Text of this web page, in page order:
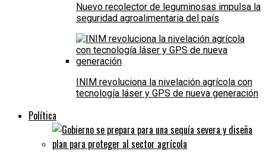
Nuevo recolector de leguminosas impulsa la
seguridad agroalimentaria del país
INIM revoluciona la nivelación agrícola con
tecnología láser y GPS de nueva generación
Política